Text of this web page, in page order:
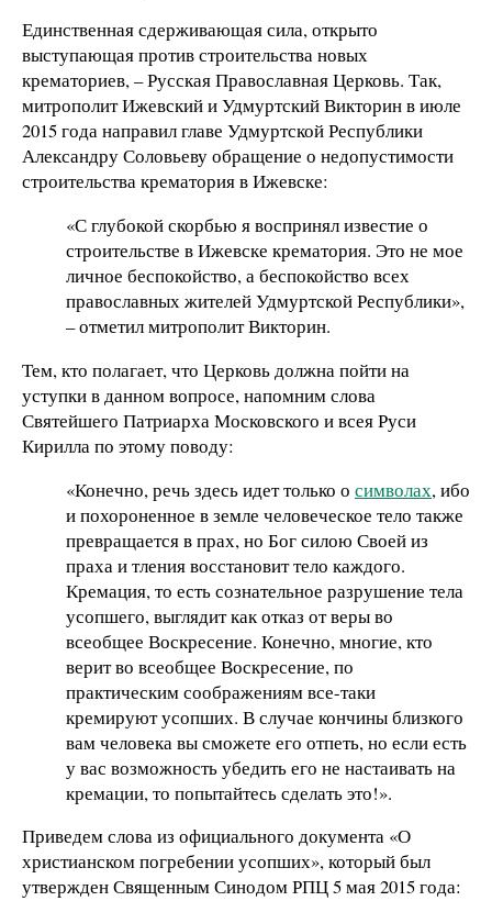
Единственная сдерживающая сила, открыто
выступающая против строительства новых
крематориев, – Русская Православная Церковь. Так,
митрополит Ижевский и Удмуртский Викторин в июле
2015 года направил главе Удмуртской Республики
Александру Соловьеву обращение о недопустимости
строительства крематория в Ижевске:
«С глубокой скорбью я воспринял известие о
строительстве в Ижевске крематория. Это не мое
личное беспокойство, а беспокойство всех
православных жителей Удмуртской Республики»,
– отметил митрополит Викторин.
Тем, кто полагает, что Церковь должна пойти на
уступки в данном вопросе, напомним слова
Святейшего Патриарха Московского и всея Руси
Кирилла по этому поводу:
«Конечно, речь здесь идет только о символах, ибо
и похороненное в земле человеческое тело также
превращается в прах, но Бог силою Своей из
праха и тления восстановит тело каждого.
Кремация, то есть сознательное разрушение тела
усопшего, выглядит как отказ от веры во
всеобщее Воскресение. Конечно, многие, кто
верит во всеобщее Воскресение, по
практическим соображениям все-таки
кремируют усопших. В случае кончины близкого
вам человека вы сможете его отпеть, но если есть
у вас возможность убедить его не настаивать на
кремации, то попытайтесь сделать это!».
Приведем слова из официального документа «О
христианском погребении усопших», который был
утвержден Священным Синодом РПЦ 5 мая 2015 года: